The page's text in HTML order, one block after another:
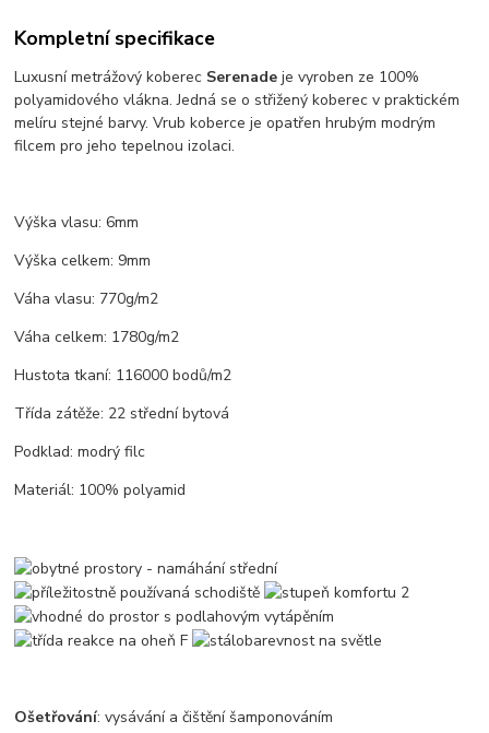
Kompletní specifikace
Luxusní metrážový koberec Serenade je vyroben ze 100%
polyamidového vlákna. Jedná se o střižený koberec v praktickém
melíru stejné barvy. Vrub koberce je opatřen hrubým modrým
filcem pro jeho tepelnou izolaci.
Výška vlasu: 6mm
Výška celkem: 9mm
Váha vlasu: 770g/m2
Váha celkem: 1780g/m2
Hustota tkaní: 116000 bodů/m2
Třída zátěže: 22 střední bytová
Podklad: modrý filc
Materiál: 100% polyamid
Ošetřování: vysávání a čištění šamponováním